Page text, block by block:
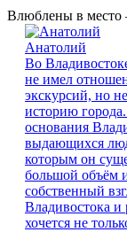
Влюблены в
Анатолий
Во
не имел
экскурсий, но
историю
основания
выдающихся
которым он
большой объём
собственный
Владивостока и
хочется не